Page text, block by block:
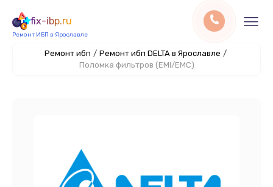
fix-ibp.ru
Ремонт ИБП в Ярославле
Ремонт ибп / Ремонт ибп DELTA в Ярославле /
Поломка фильтров (EMI/EMC)